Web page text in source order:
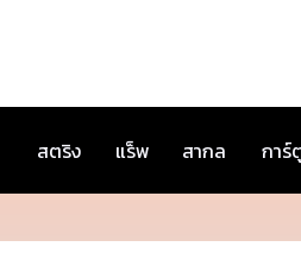
สตริง แร็พ สากล การ์